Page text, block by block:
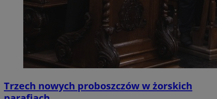
Trzech nowych proboszczów w żorskich